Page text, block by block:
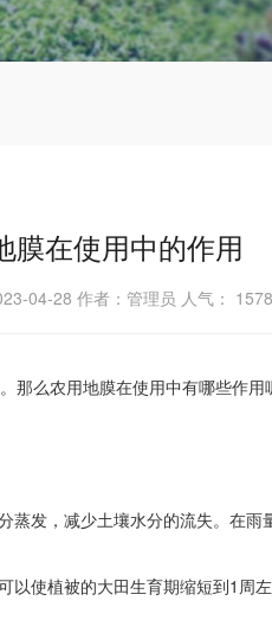
膜在使用中的作用
04-28 作者：管理员 人气： 1578
那么农用地膜在使用中有哪些作用
发，减少土壤水分的流失。在雨
使植被的大田生育期缩短到1周左